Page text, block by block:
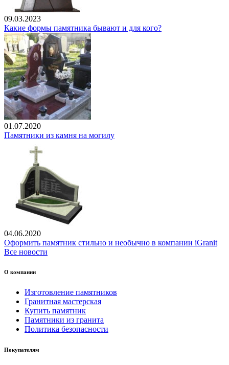
09.03.2023
Какие формы памятника бывают и для кого?
01.07.2020
Памятники из камня на могилу
04.06.2020
Оформить памятник стильно и необычно в компании iGranit
Все новости
О компании
Изготовление памятников
Гранитная мастерская
Купить памятник
Памятники из гранита
Политика безопасности
Покупателям